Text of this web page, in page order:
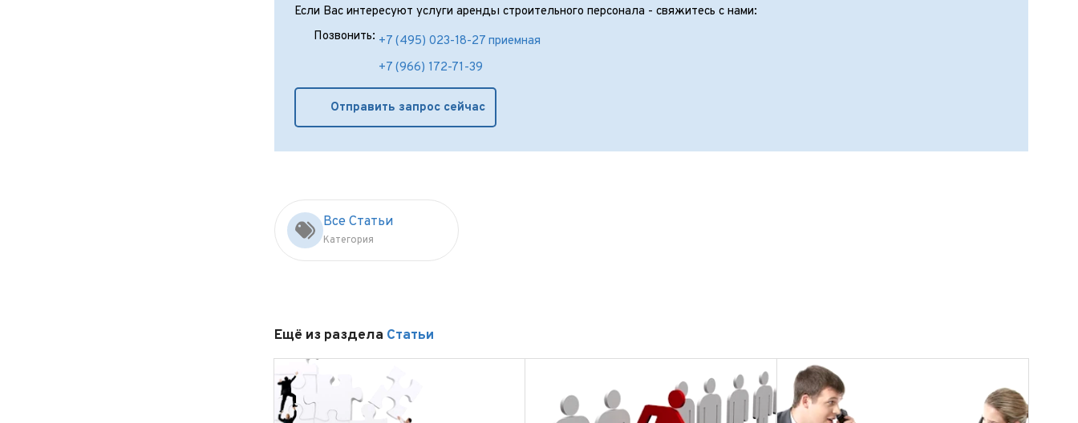
Если Вас интересуют услуги аренды строительного персонала - свяжитесь с нами:
Позвонить: +7 (495) 023-18-27 приемная
+7 (966) 172-71-39
Отправить запрос сейчас
Все Статьи
Категория
Ещё из раздела Статьи